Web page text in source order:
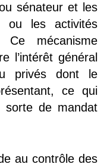
sénateur et les
ou les activités
Ce mécanisme
l’intérêt général
privés dont le
ce qui
sorte de mandat
au contrôle des